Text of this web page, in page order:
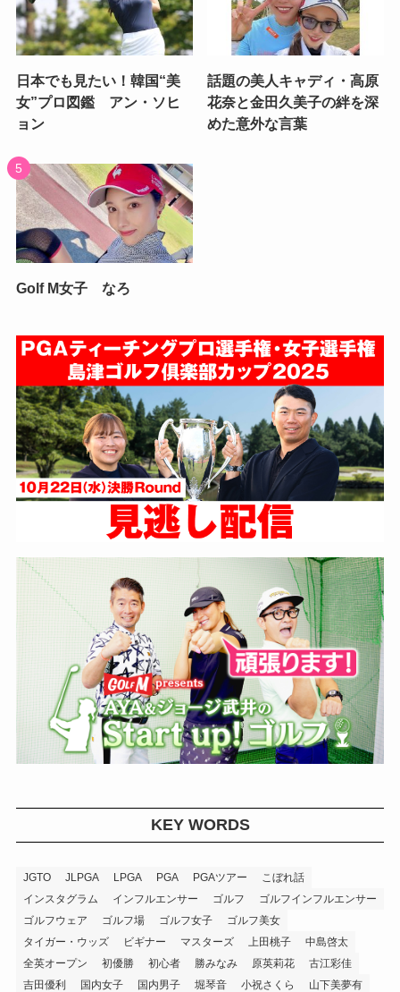
日本でも見たい！韓国“美
女”プロ図鑑 アン・ソヒ
ョン
話題の美人キャディ・高原
花奈と金田久美子の絆を深
めた意外な言葉
Golf M女子 なろ
KEY WORDS
JGTO JLPGA LPGA PGA PGAツアー
こぼれ話
インスタグラム
インフルエンサー ゴルフ
ゴルフインフルエンサー
ゴルフウェア
ゴルフ場 ゴルフ女子
ゴルフ美女
タイガー・ウッズ
ビギナー マスターズ 上田桃子
中島啓太
全英オープン
初優勝 初心者 勝みなみ 原英莉花
古江彩佳
吉田優利
国内女子 国内男子 堀琴音 小祝さくら
山下美夢有